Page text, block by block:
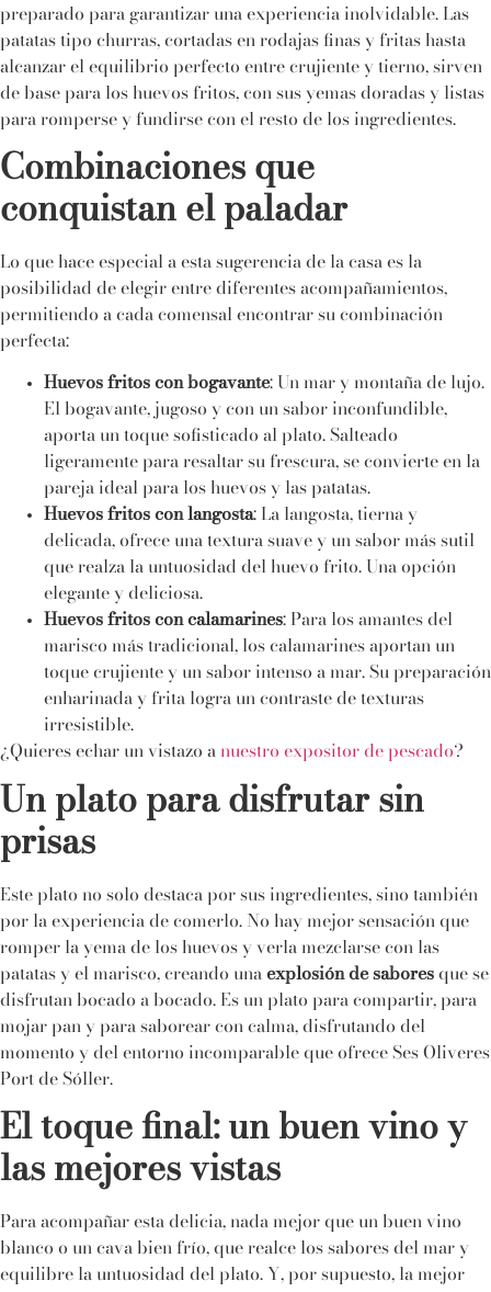
preparado para garantizar una experiencia inolvidable. Las
patatas tipo churras, cortadas en rodajas finas y fritas hasta
alcanzar el equilibrio perfecto entre crujiente y tierno, sirven
de base para los huevos fritos, con sus yemas doradas y listas
para romperse y fundirse con el resto de los ingredientes.
Combinaciones que
conquistan el paladar
Lo que hace especial a esta sugerencia de la casa es la
posibilidad de elegir entre diferentes acompañamientos,
permitiendo a cada comensal encontrar su combinación
perfecta:
Huevos fritos con bogavante: Un mar y montaña de lujo.
El bogavante, jugoso y con un sabor inconfundible,
aporta un toque sofisticado al plato. Salteado
ligeramente para resaltar su frescura, se convierte en la
pareja ideal para los huevos y las patatas.
Huevos fritos con langosta: La langosta, tierna y
delicada, ofrece una textura suave y un sabor más sutil
que realza la untuosidad del huevo frito. Una opción
elegante y deliciosa.
Huevos fritos con calamarines: Para los amantes del
marisco más tradicional, los calamarines aportan un
toque crujiente y un sabor intenso a mar. Su preparación
enharinada y frita logra un contraste de texturas
irresistible.
¿Quieres echar un vistazo a nuestro expositor de pescado?
Un plato para disfrutar sin
prisas
Este plato no solo destaca por sus ingredientes, sino también
por la experiencia de comerlo. No hay mejor sensación que
romper la yema de los huevos y verla mezclarse con las
patatas y el marisco, creando una explosión de sabores que se
disfrutan bocado a bocado. Es un plato para compartir, para
mojar pan y para saborear con calma, disfrutando del
momento y del entorno incomparable que ofrece Ses Oliveres
Port de Sóller.
El toque final: un buen vino y
las mejores vistas
Para acompañar esta delicia, nada mejor que un buen vino
blanco o un cava bien frío, que realce los sabores del mar y
equilibre la untuosidad del plato. Y, por supuesto, la mejor